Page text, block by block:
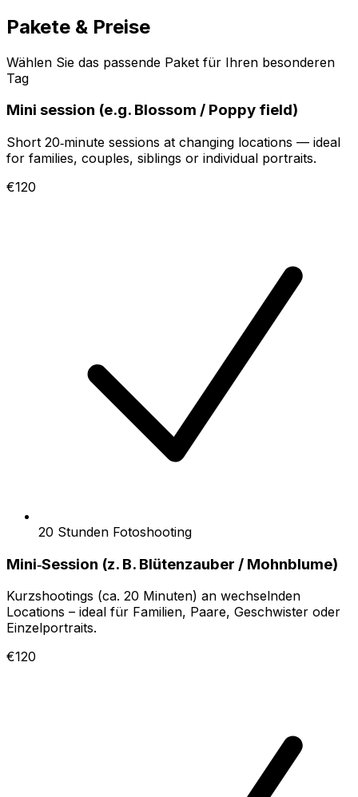
Pakete & Preise
Wählen Sie das passende Paket für Ihren besonderen
Tag
Mini session (e.g. Blossom / Poppy field)
Short 20‑minute sessions at changing locations — ideal
for families, couples, siblings or individual portraits.
€120
20 Stunden Fotoshooting
Mini‑Session (z. B. Blütenzauber / Mohnblume)
Kurzshootings (ca. 20 Minuten) an wechselnden
Locations – ideal für Familien, Paare, Geschwister oder
Einzelportraits.
€120